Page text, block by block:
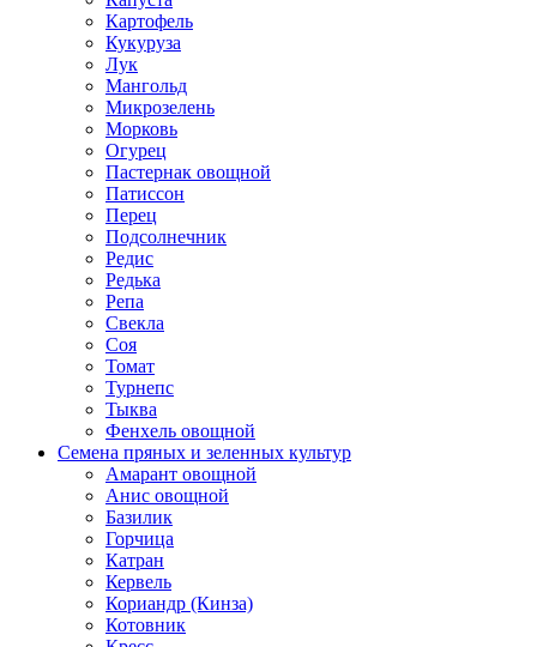
Картофель
Кукуруза
Лук
Мангольд
Микрозелень
Морковь
Огурец
Пастернак овощной
Патиссон
Перец
Подсолнечник
Редис
Редька
Репа
Свекла
Соя
Томат
Турнепс
Тыква
Фенхель овощной
Семена пряных и зеленных культур
Амарант овощной
Анис овощной
Базилик
Горчица
Катран
Кервель
Кориандр (Кинза)
Котовник